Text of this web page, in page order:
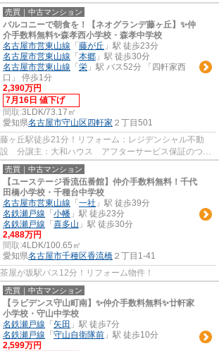
売買｜中古マンション
バルコニーで朝食を！【ネオグランデ藤ヶ丘】✨️仲
介手数料無料✨️森孝西小学校・森孝中学校
名古屋市営東山線 「 藤が丘 」駅 徒歩23分
名古屋市営東山線 「 本郷 」駅 徒歩30分
名古屋市営東山線 「 栄 」駅 バス52分 「四軒家西
口」 停歩1分
2,390万円
7月16日 値下げ
間取:3LDK/73.17㎡
愛知県名古屋市守山区 四軒家 ２丁目501
ヶ丘駅徒歩21分！リフォーム：レジデンシャル不動
分譲主：大和ハウス アフターサービス保証のつい
件です。
売買｜中古マンション
【ユーステージ香流伍番館】仲介手数料無料！千代
田橋小学校・千種台中学校
名古屋市営東山線 「 一社 」駅 徒歩39分
名鉄瀬戸線 「 小幡 」駅 徒歩23分
名鉄瀬戸線 「 喜多山 」駅 徒歩30分
2,488万円
間取:4LDK/100.65㎡
愛知県名古屋市千種区香流橋 ２丁目1-41
屋が坂駅バス12分！リフォーム物件！
売買｜中古マンション
【ラビデンス守山町南】✨️仲介手数料無料✨️廿軒家
小学校・守山中学校
名鉄瀬戸線 「 矢田 」駅 徒歩7分
名鉄瀬戸線 「 守山自衛隊前 」駅 徒歩10分
2,599万円